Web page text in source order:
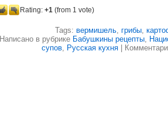
Rating: +1 (from 1 vote)
Tags: вермишель, грибы,
Написано в рубрике Бабушкины рецепты,
супов, Русская кухня|